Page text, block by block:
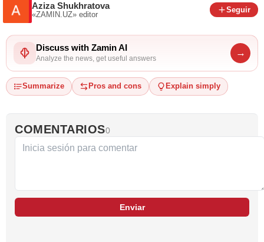
Aziza Shukhratova
«ZAMIN.UZ» editor
Seguir
Discuss with Zamin AI
Analyze the news, get useful answers
→
Summarize Pros and cons Explain simply
COMENTARIOS0
Enviar